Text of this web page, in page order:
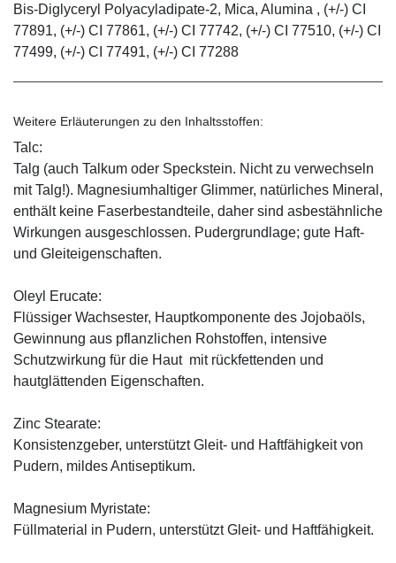
Bis-Diglyceryl Polyacyladipate-2, Mica, Alumina , (+/-) CI
77891, (+/-) CI 77861, (+/-) CI 77742, (+/-) CI 77510, (+/-) CI
77499, (+/-) CI 77491, (+/-) CI 77288
Weitere Erläuterungen zu den Inhaltsstoffen:
Talc:
Talg (auch Talkum oder Speckstein. Nicht zu verwechseln
mit Talg!). Magnesiumhaltiger Glimmer, natürliches Mineral,
enthält keine Faserbestandteile, daher sind asbestähnliche
Wirkungen ausgeschlossen. Pudergrundlage; gute Haft-
und Gleiteigenschaften.
Oleyl Erucate:
Flüssiger Wachsester, Hauptkomponente des Jojobaöls,
Gewinnung aus pflanzlichen Rohstoffen, intensive
Schutzwirkung für die Haut mit rückfettenden und
hautglättenden Eigenschaften.
Zinc Stearate:
Konsistenzgeber, unterstützt Gleit- und Haftfähigkeit von
Pudern, mildes Antiseptikum.
Magnesium Myristate:
Füllmaterial in Pudern, unterstützt Gleit- und Haftfähigkeit.